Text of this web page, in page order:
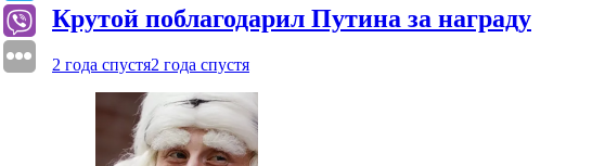
Крутой поблагодарил Путина за награду
2 года спустя2 года спустя